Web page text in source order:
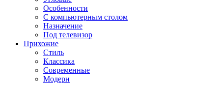
Особенности
С компьютерным столом
Назначение
Под телевизор
Прихожие
Стиль
Классика
Современные
Модерн